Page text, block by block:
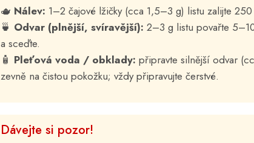
🫖 Nálev: 1–2 čajové lžičky (cca 1,5–3 g) listu zalijte
🍵 Odvar (plnější, svíravější): 2–3 g listu povařte
a sceďte.
🧴 Pleťová voda / obklady: připravte silnější odvar
zevně na čistou pokožku; vždy připravujte čerstvé.
Dávejte si pozor!